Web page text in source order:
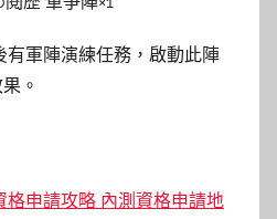
有軍陣演練任務，啟動此陣
。
格申請攻略 內測資格申請地